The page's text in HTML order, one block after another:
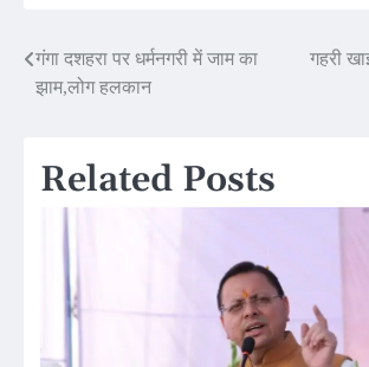
Post
navigation
गंगा दशहरा पर धर्मनगरी में जाम का
झाम,लोग हलकान
गहरी
Related Posts